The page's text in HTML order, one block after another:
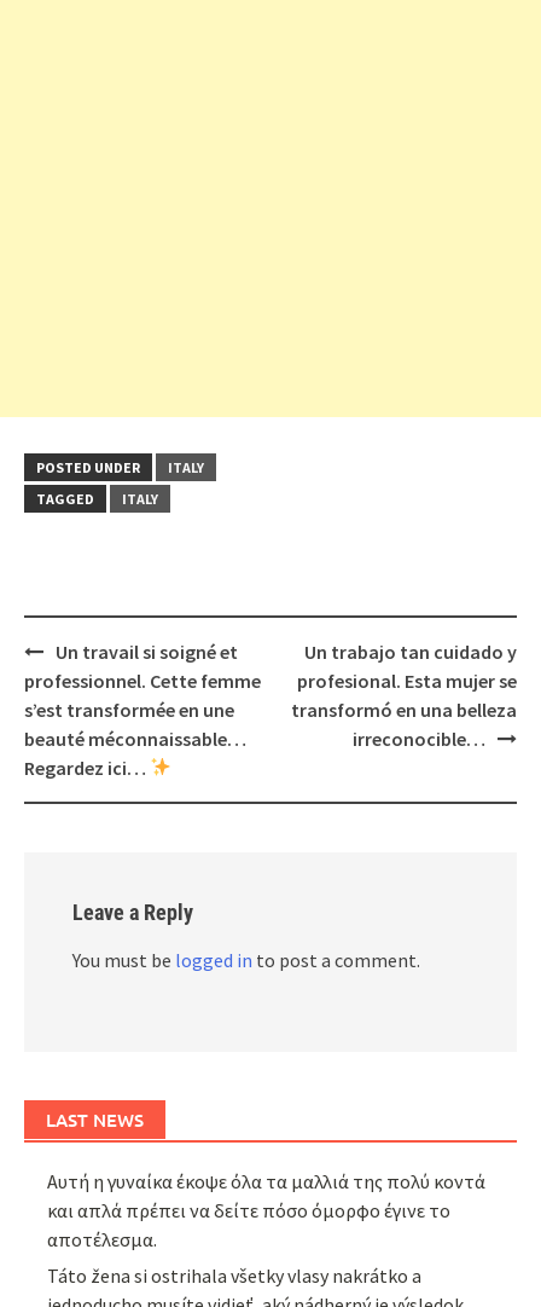
POSTED UNDER
ITALY
TAGGED
ITALY
Post
navigation
Un travail si soigné et
professionnel. Cette femme
s’est transformée en une
beauté méconnaissable…
Regardez ici…
Un trabajo tan cuidado y
profesional. Esta mujer se
transformó en una belleza
irreconocible…
Leave a Reply
You must be logged in to post a comment.
LAST NEWS
Αυτή η γυναίκα έκοψε όλα τα μαλλιά της πολύ κοντά
και απλά πρέπει να δείτε πόσο όμορφο έγινε το
αποτέλεσμα.
Táto žena si ostrihala všetky vlasy nakrátko a